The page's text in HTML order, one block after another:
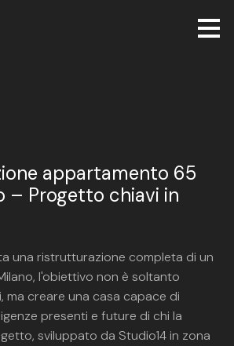
appartamento 65
– Progetto chiavi in
una ristrutturazione completa di un
l'obiettivo non è soltanto
ma creare una casa capace di
presenti e future di chi la
sviluppato da Studio14 in zona